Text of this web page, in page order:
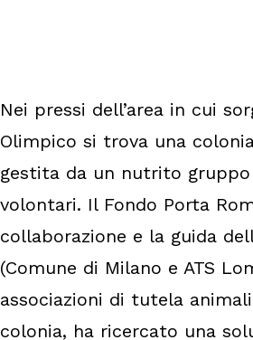
Nei pressi dell’area in cui
Olimpico si trova una
gestita da un nutrito
volontari. Il Fondo Porta
collaborazione e la guida
(Comune di Milano e ATS
associazioni di tutela
colonia, ha ricercato una